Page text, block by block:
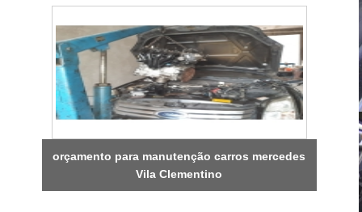
orçamento para manutenção carros mercedes
Vila Clementino